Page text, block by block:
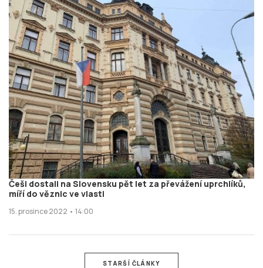
Češi dostali na Slovensku pět let za převážení uprchlíků,
míří do věznic ve vlasti
15. prosince 2022 • 14:00
STARŠÍ ČLÁNKY